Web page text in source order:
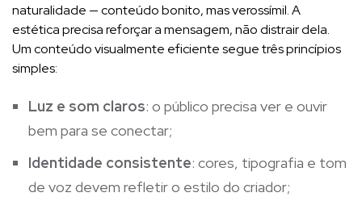
naturalidade — conteúdo bonito, mas verossímil. A
estética precisa reforçar a mensagem, não distrair dela.
Um conteúdo visualmente eficiente segue três princípios
simples:
Luz e som claros: o público precisa ver e ouvir
bem para se conectar;
Identidade consistente: cores, tipografia e tom
de voz devem refletir o estilo do criador;